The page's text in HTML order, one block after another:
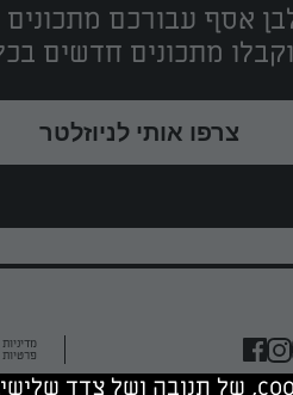
אסף עבורכם
מתכונים חדשים
צרפו אותי לניוזלטר
מדיניות
פרטיות